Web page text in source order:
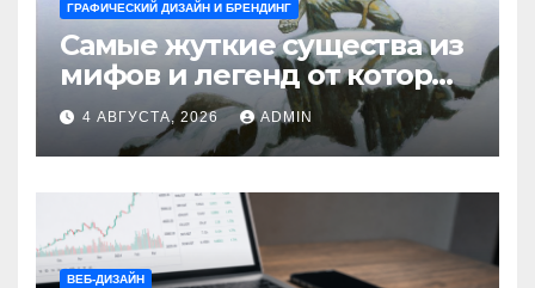
ГРАФИЧЕСКИЙ ДИЗАЙН И БРЕНДИНГ
Самые жуткие существа из
мифов и легенд от которых
стынет кровь
4 АВГУСТА, 2026 ADMIN
ВЕБ-ДИЗАЙН